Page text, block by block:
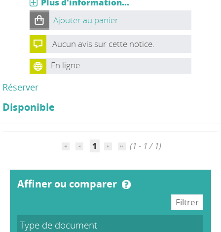
Ajouter au panier
Aucun avis sur cette notice.
En ligne
Réserver
Disponible
1 (1 - 1 / 1)
affiner ou comparer
Type de document